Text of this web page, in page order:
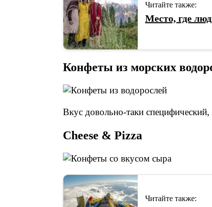
Читайте также:
Место, где
Конфеты из морских
Вкус довольно-таки специфический,
Cheese & Pizza
Читайте также: